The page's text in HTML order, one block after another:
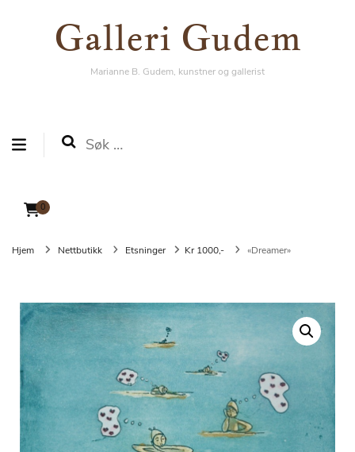
Søk
Galleri Gudem
Marianne B. Gudem, kunstner og gallerist
0
Galleri Gudem
Marianne B. Gudem, kunstner og gallerist
Hjem Nettbutikk Etsninger Kr 1000,- «Dreamer»